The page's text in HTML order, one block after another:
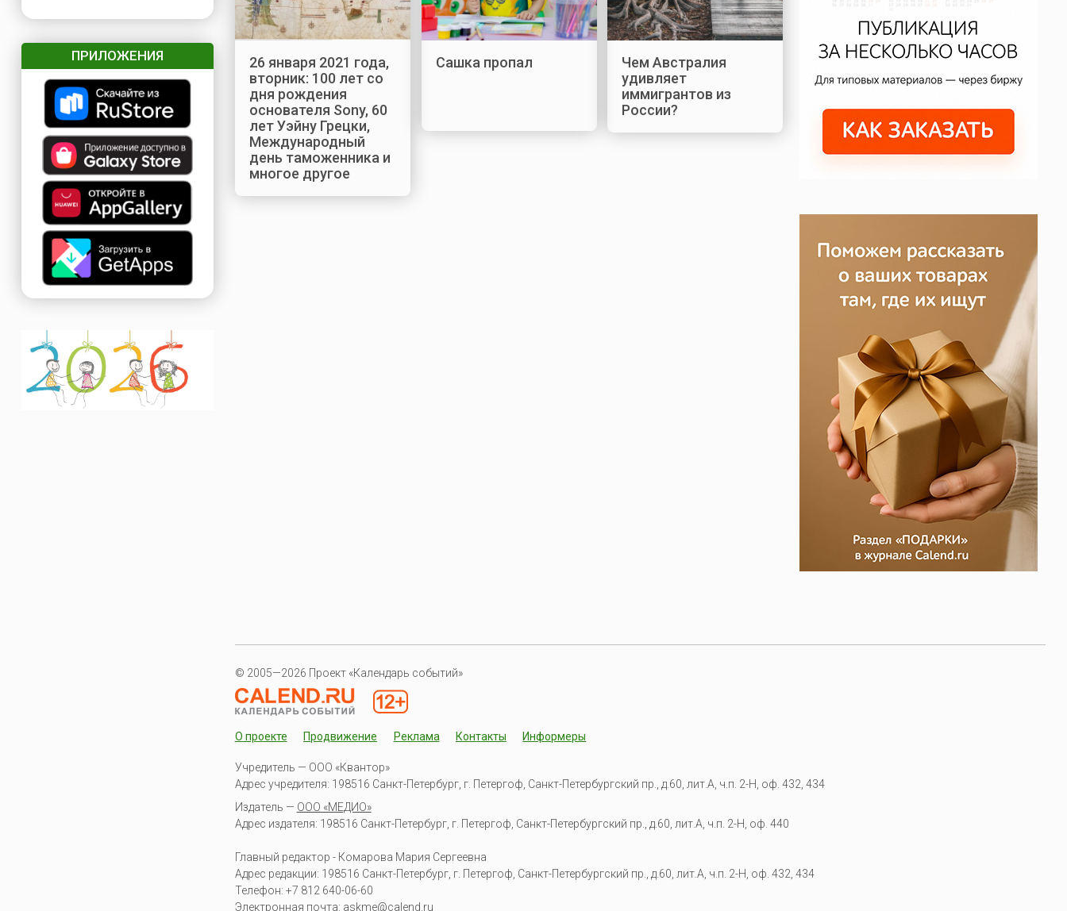
ПРИЛОЖЕНИЯ
26 января 2021 года,
вторник: 100 лет со
дня рождения
основателя Sony, 60
лет Уэйну Грецки,
Международный
день таможенника и
многое другое
Сашка пропал
Чем Австралия
удивляет
иммигрантов из
России?
© 2005—2026 Проект «Календарь событий»
О проекте Продвижение Реклама Контакты Информеры
Учредитель — ООО «Квантор»
Адрес учредителя: 198516 Санкт-Петербург, г. Петергоф, Санкт-Петербургский пр., д.60, лит.А, ч.п. 2-Н, оф. 432, 434
Издатель — ООО «МЕДИО»
Адрес издателя: 198516 Санкт-Петербург, г. Петергоф, Санкт-Петербургский пр., д.60, лит.А, ч.п. 2-Н, оф. 440
Главный редактор - Комарова Мария Сергеевна
Адрес редакции: 198516 Санкт-Петербург, г. Петергоф, Санкт-Петербургский пр., д.60, лит.А, ч.п. 2-Н, оф. 432, 434
Телефон: +7 812 640-06-60
Электронная почта: askme@calend.ru